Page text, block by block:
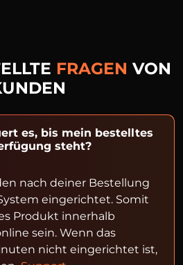
FRAGEN VON
es, bis mein bestelltes
steht?
nach deiner Bestellung
eingerichtet. Somit
Produkt innerhalb
sein. Wenn das
nicht eingerichtet ist,